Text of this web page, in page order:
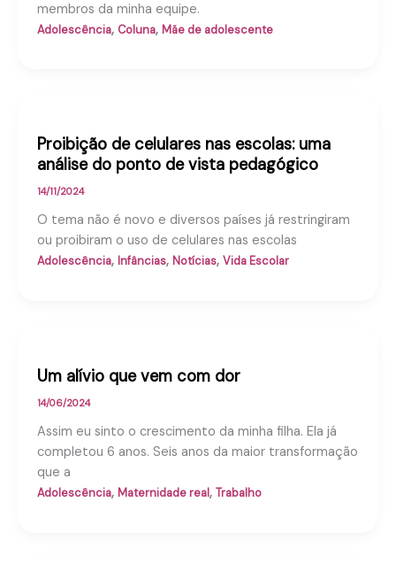
membros da minha equipe.
Adolescência, Coluna, Mãe de adolescente
Proibição de celulares nas escolas: uma
análise do ponto de vista pedagógico
14/11/2024
O tema não é novo e diversos países já restringiram
ou proibiram o uso de celulares nas escolas
Adolescência, Infâncias, Notícias, Vida Escolar
Um alívio que vem com dor
14/06/2024
Assim eu sinto o crescimento da minha filha. Ela já
completou 6 anos. Seis anos da maior transformação
que a
Adolescência, Maternidade real, Trabalho